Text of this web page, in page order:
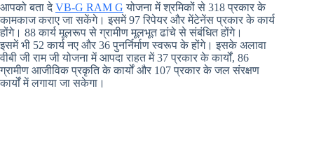
आपको बता देVB-G RAM G योजना में श्रमिकों से 318 प्रकार के
कामकाज कराए जा सकेंगे। इसमें 97 रिपेयर और मेंटेनेंस प्रकार के कार्य
होंगे। 88 कार्य मूलरूप से ग्रामीण मूलभूत ढांचे से संबंधित होंगे।
इसमें भी 52 कार्य नए और 36 पुनर्निर्माण स्वरूप के होंगे। इसके अलावा
वीबी जी राम जी योजना में आपदा राहत में 37 प्रकार के कार्यों, 86
ग्रामीण आजीविक प्रकृति के कार्यों और 107 प्रकार के जल संरक्षण
कार्यों में लगाया जा सकेगा।